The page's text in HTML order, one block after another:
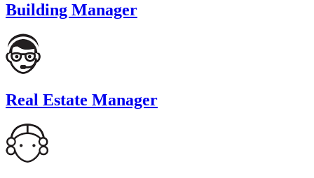
Building Manager
Real Estate Manager